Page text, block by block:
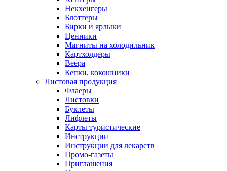
Некхенгеры
Блоттеры
Бирки и ярлыки
Ценники
Магниты на холодильник
Картхолдеры
Веера
Кепки, кокошники
Листовая продукция
Флаеры
Листовки
Буклеты
Лифлеты
Карты туристические
Инструкции
Инструкции для лекарств
Промо-газеты
Приглашения